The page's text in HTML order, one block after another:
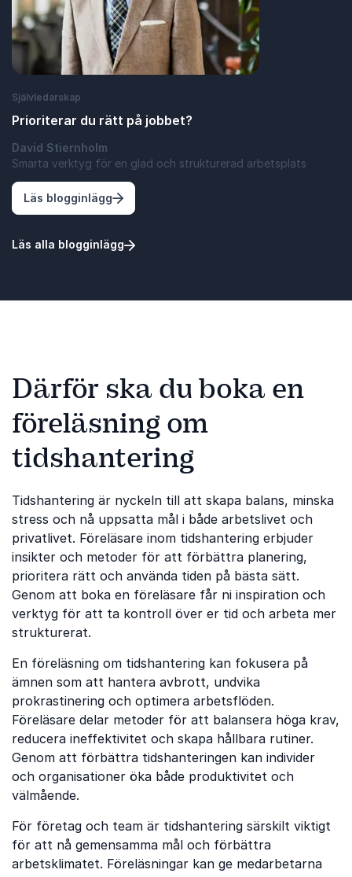
Självledarskap
Prioriterar du rätt på jobbet?
David Stiernholm
Smarta verktyg för en glad och strukturerad arbetsplats
Läs blogginlägg: Prioriterar du rätt på jobbet?
Läs alla blogginlägg
Därför ska du boka en
föreläsning om
tidshantering
Tidshantering är nyckeln till att skapa balans, minska
stress och nå uppsatta mål i både arbetslivet och
privatlivet. Föreläsare inom tidshantering erbjuder
insikter och metoder för att förbättra planering,
prioritera rätt och använda tiden på bästa sätt.
Genom att boka en föreläsare får ni inspiration och
verktyg för att ta kontroll över er tid och arbeta mer
strukturerat.
En föreläsning om tidshantering kan fokusera på
ämnen som att hantera avbrott, undvika
prokrastinering och optimera arbetsflöden.
Föreläsare delar metoder för att balansera höga krav,
reducera ineffektivitet och skapa hållbara rutiner.
Genom att förbättra tidshanteringen kan individer
och organisationer öka både produktivitet och
välmående.
För företag och team är tidshantering särskilt viktigt
för att nå gemensamma mål och förbättra
arbetsklimatet. Föreläsningar kan ge medarbetarna